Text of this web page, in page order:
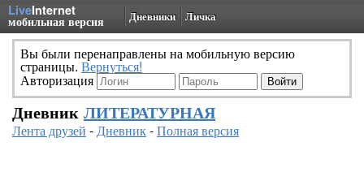
LiveInternet
мобильная версия Дневники Личка
Вы были перенаправлены на мобильную версию
страницы. Вернуться!
Авторизация
Дневник ЛИТЕРАТУРНАЯ
Лента друзей -Дневник-Полная версия